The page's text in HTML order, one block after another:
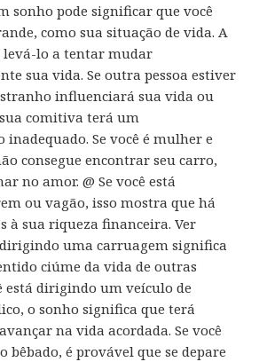
sonho pode significar que você
como sua situação de vida. A
levá-lo a tentar mudar
sua vida. Se outra pessoa estiver
influenciará sua vida ou
comitiva terá um
Se você é mulher e
consegue encontrar seu carro,
no amor. @ Se você está
ou vagão, isso mostra que há
à sua riqueza financeira. Ver
uma carruagem significa
ciúme da vida de outras
está dirigindo um veículo de
o sonho significa que terá
na vida acordada. Se você
bêbado, é provável que se depare